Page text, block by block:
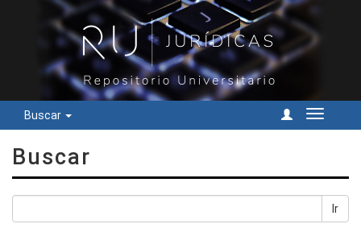
Buscar
Cambiar
Buscar
Ir